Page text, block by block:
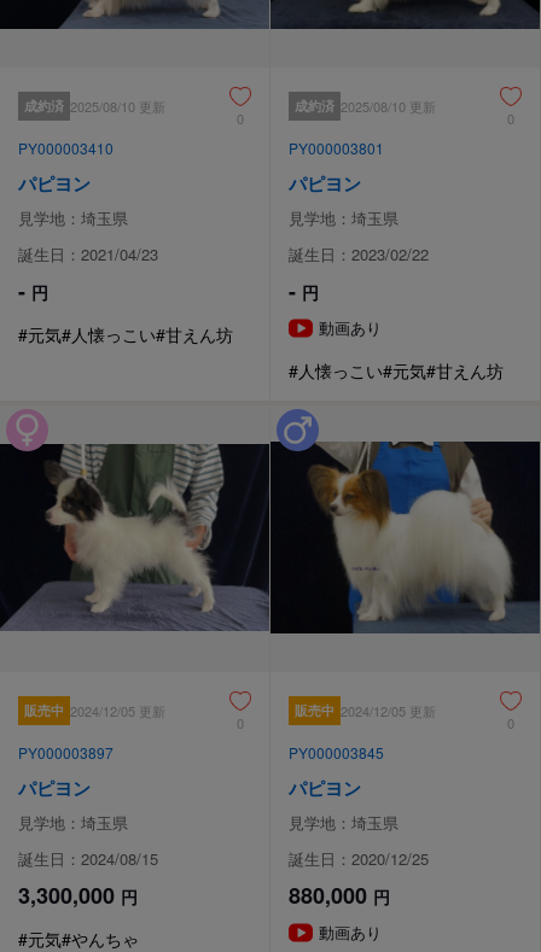
成約済 2025/08/10 更新
0
PY000003410
パピヨン
見学地：埼玉県
誕生日：2021/04/23
- 円
#元気#人懐っこい#甘えん坊
成約済 2025/08/10 更新
0
PY000003801
パピヨン
見学地：埼玉県
誕生日：2023/02/22
- 円
動画あり
#人懐っこい#元気#甘えん坊
販売中 2024/12/05 更新
0
PY000003897
パピヨン
見学地：埼玉県
誕生日：2024/08/15
3,300,000 円
#元気#やんちゃ
販売中 2024/12/05 更新
0
PY000003845
パピヨン
見学地：埼玉県
誕生日：2020/12/25
880,000 円
動画あり